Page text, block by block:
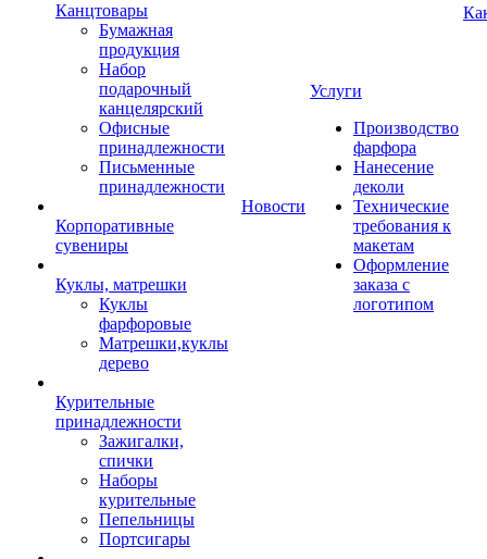
Канцтовары
Бумажная
продукция
Набор
подарочный
канцелярский
Офисные
принадлежности
Письменные
принадлежности
Корпоративные
сувениры
Куклы, матрешки
Куклы
фарфоровые
Матрешки,куклы
дерево
Курительные
принадлежности
Зажигалки,
спички
Наборы
курительные
Пепельницы
Портсигары
Новости
Услуги
Производство
фарфора
Нанесение
деколи
Технические
требования к
макетам
Оформление
заказа с
логотипом